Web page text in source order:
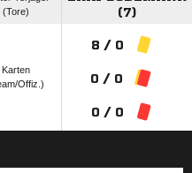
(Tore)
(7)
Karten
Offiz.)
8 / 0
0 / 0
0 / 0